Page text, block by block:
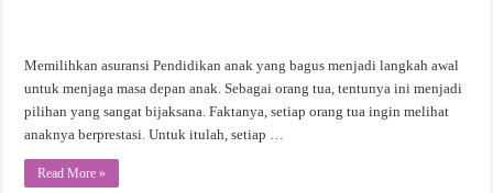
Memilihkan asuransi Pendidikan anak yang bagus menjadi langkah awal
untuk menjaga masa depan anak. Sebagai orang tua, tentunya ini menjadi
pilihan yang sangat bijaksana. Faktanya, setiap orang tua ingin melihat
anaknya berprestasi. Untuk itulah, setiap …
Read More »